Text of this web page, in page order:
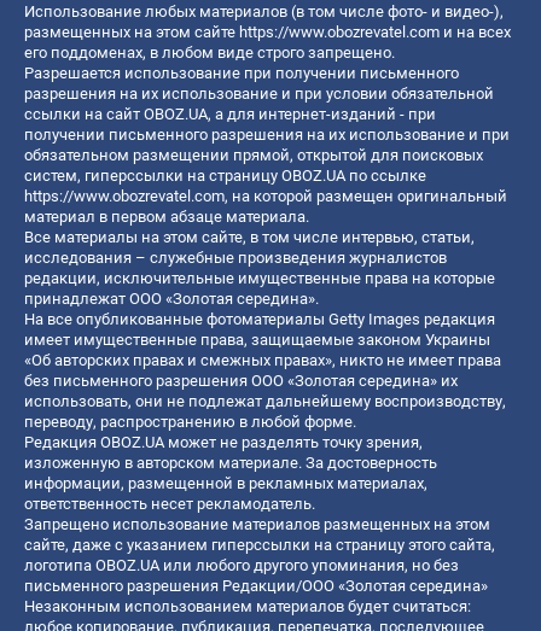
Использование любых материалов (в том числе фото- и видео-),
размещенных на этом сайте https://www.obozrevatel.com и на всех
его поддоменах, в любом виде строго запрещено.
Разрешается использование при получении письменного
разрешения на их использование и при условии обязательной
ссылки на сайт OBOZ.UA, а для интернет-изданий - при
получении письменного разрешения на их использование и при
обязательном размещении прямой, открытой для поисковых
систем, гиперссылки на страницу OBOZ.UA по ссылке
https://www.obozrevatel.com, на которой размещен оригинальный
материал в первом абзаце материала.
Все материалы на этом сайте, в том числе интервью, статьи,
исследования – служебные произведения журналистов
редакции, исключительные имущественные права на которые
принадлежат ООО «Золотая середина».
На все опубликованные фотоматериалы Getty Images редакция
имеет имущественные права, защищаемые законом Украины
«Об авторских правах и смежных правах», никто не имеет права
без письменного разрешения ООО «Золотая середина» их
использовать, они не подлежат дальнейшему воспроизводству,
переводу, распространению в любой форме.
Редакция OBOZ.UA может не разделять точку зрения,
изложенную в авторском материале. За достоверность
информации, размещенной в рекламных материалах,
ответственность несет рекламодатель.
Запрещено использование материалов размещенных на этом
сайте, даже с указанием гиперссылки на страницу этого сайта,
логотипа OBOZ.UA или любого другого упоминания, но без
письменного разрешения Редакции/ООО «Золотая середина»
Незаконным использованием материалов будет считаться:
любое копирование, публикация, перепечатка, последующее